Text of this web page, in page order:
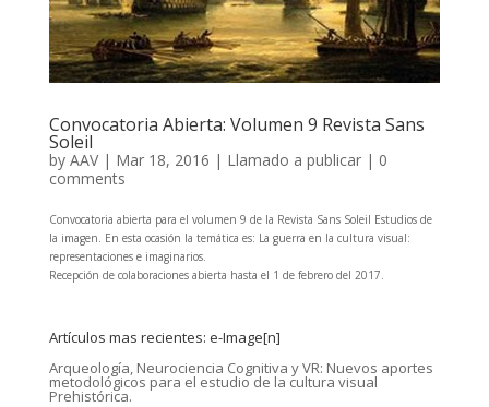
Convocatoria Abierta: Volumen 9 Revista Sans
Soleil
by AAV| Mar 18, 2016 | Llamado a publicar| 0
comments
Convocatoria abierta para el volumen 9 de la Revista Sans Soleil Estudios de
la imagen. En esta ocasión la temática es: La guerra en la cultura visual:
representaciones e imaginarios.
Recepción de colaboraciones abierta hasta el 1 de febrero del 2017.
Artículos mas recientes: e-Image[n]
Arqueología, Neurociencia Cognitiva y VR: Nuevos aportes
metodológicos para el estudio de la cultura visual
Prehistórica.